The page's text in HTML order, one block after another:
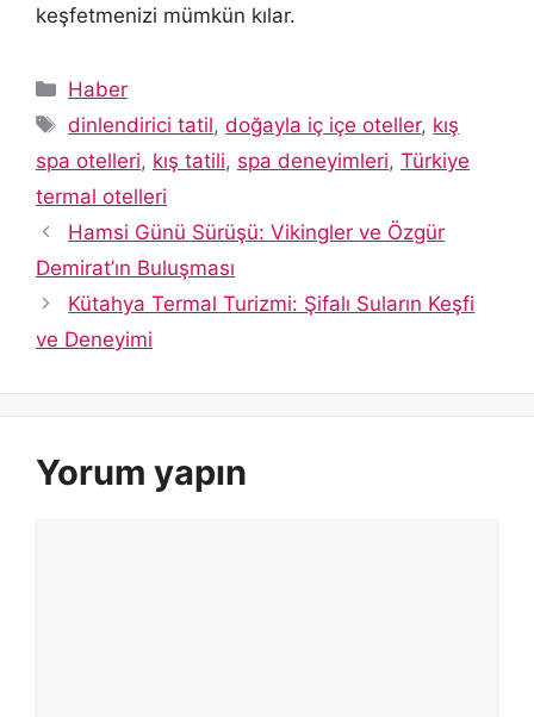
keşfetmenizi mümkün kılar.
Kategoriler
Haber
Etiketler
dinlendirici tatil,doğayla iç içe oteller, kış
spa otelleri, kış tatili, spa deneyimleri, Türkiye
termal otelleri
Hamsi Günü Sürüşü: Vikingler ve Özgür
Demirat’ın Buluşması
Kütahya Termal Turizmi: Şifalı Suların Keşfi
ve Deneyimi
Yorum yapın